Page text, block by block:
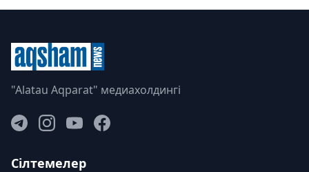
"Alatau Aqparat" медиахолдингі
Сілтемелер